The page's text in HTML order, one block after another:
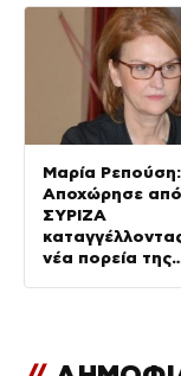
Μαρία Ρεπούση:
Αποχώρησε
ΣΥΡΙΖΑ
νέα πορεία της